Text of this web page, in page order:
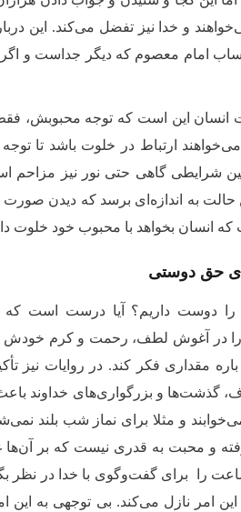
و خدا نیز تفضل می‌کند. این
امام معصوم که دیگر جداست و
این است که توجه محبوبش، فقط
ارتباط در خلوت باشد تا
شرایطی گاهی حتی نور نیز مزاحم
حالت به اندازه‌ای برسد که دیدن
که انسان بخواهد با محبوب خود خلوت
حق دوستی
را دوست داریم؟ آیا درست است
را در آغوش لطف، رحمت و کرم خودش
مقداری فکر کند. در روایات نیز
گذشت‌ها و بزرگواری‌های خداوند
و مثلا برای نماز شب بلند
و محبت به قدری نیست که بر
را برای گفت‌وگوی با خدا در نظر
این امر نازل می‌کند. بی توجهی به